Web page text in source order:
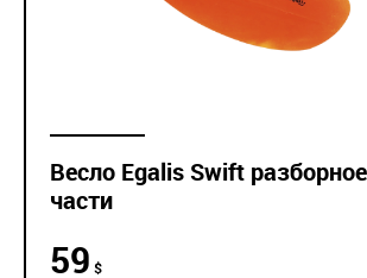
Весло Egalis Swift
части
59 $